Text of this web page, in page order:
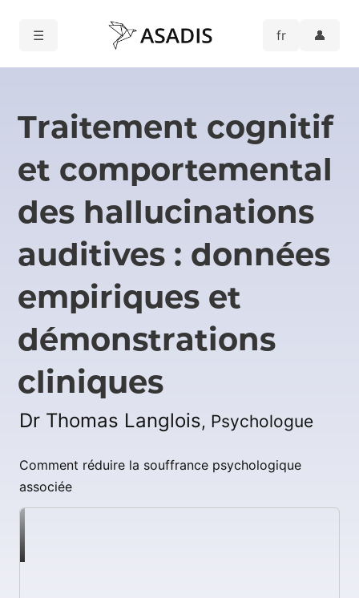
☰ 👤
Traitement cognitif
et comportemental
des hallucinations
auditives : données
empiriques et
démonstrations
cliniques
Dr Thomas Langlois, Psychologue
Comment réduire la souffrance psychologique
associée